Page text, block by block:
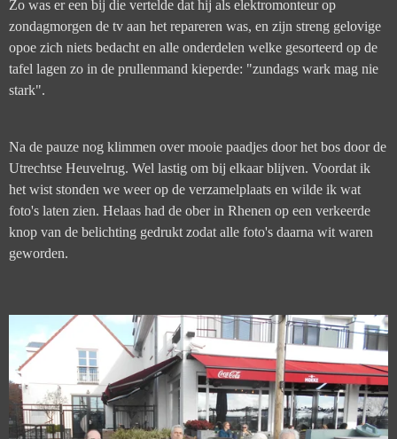
Zo was er een bij die vertelde dat hij als elektromonteur op
zondagmorgen de tv aan het repareren was, en zijn streng gelovige
opoe zich niets bedacht en alle onderdelen welke gesorteerd op de
tafel lagen zo in de prullenmand kieperde: "zundags wark mag nie
stark".
Na de pauze nog klimmen over mooie paadjes door het bos door de
Utrechtse Heuvelrug. Wel lastig om bij elkaar blijven. Voordat ik
het wist stonden we weer op de verzamelplaats en wilde ik wat
foto's laten zien. Helaas had de ober in Rhenen op een verkeerde
knop van de belichting gedrukt zodat alle foto's daarna wit waren
geworden.